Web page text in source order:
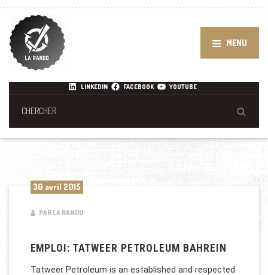
MENU
LINKEDIN FACEBOOK YOUTUBE
30 avril 2015
PAR LA RANDO
EMPLOI: TATWEER PETROLEUM BAHREIN
Tatweer Petroleum is an established and respected